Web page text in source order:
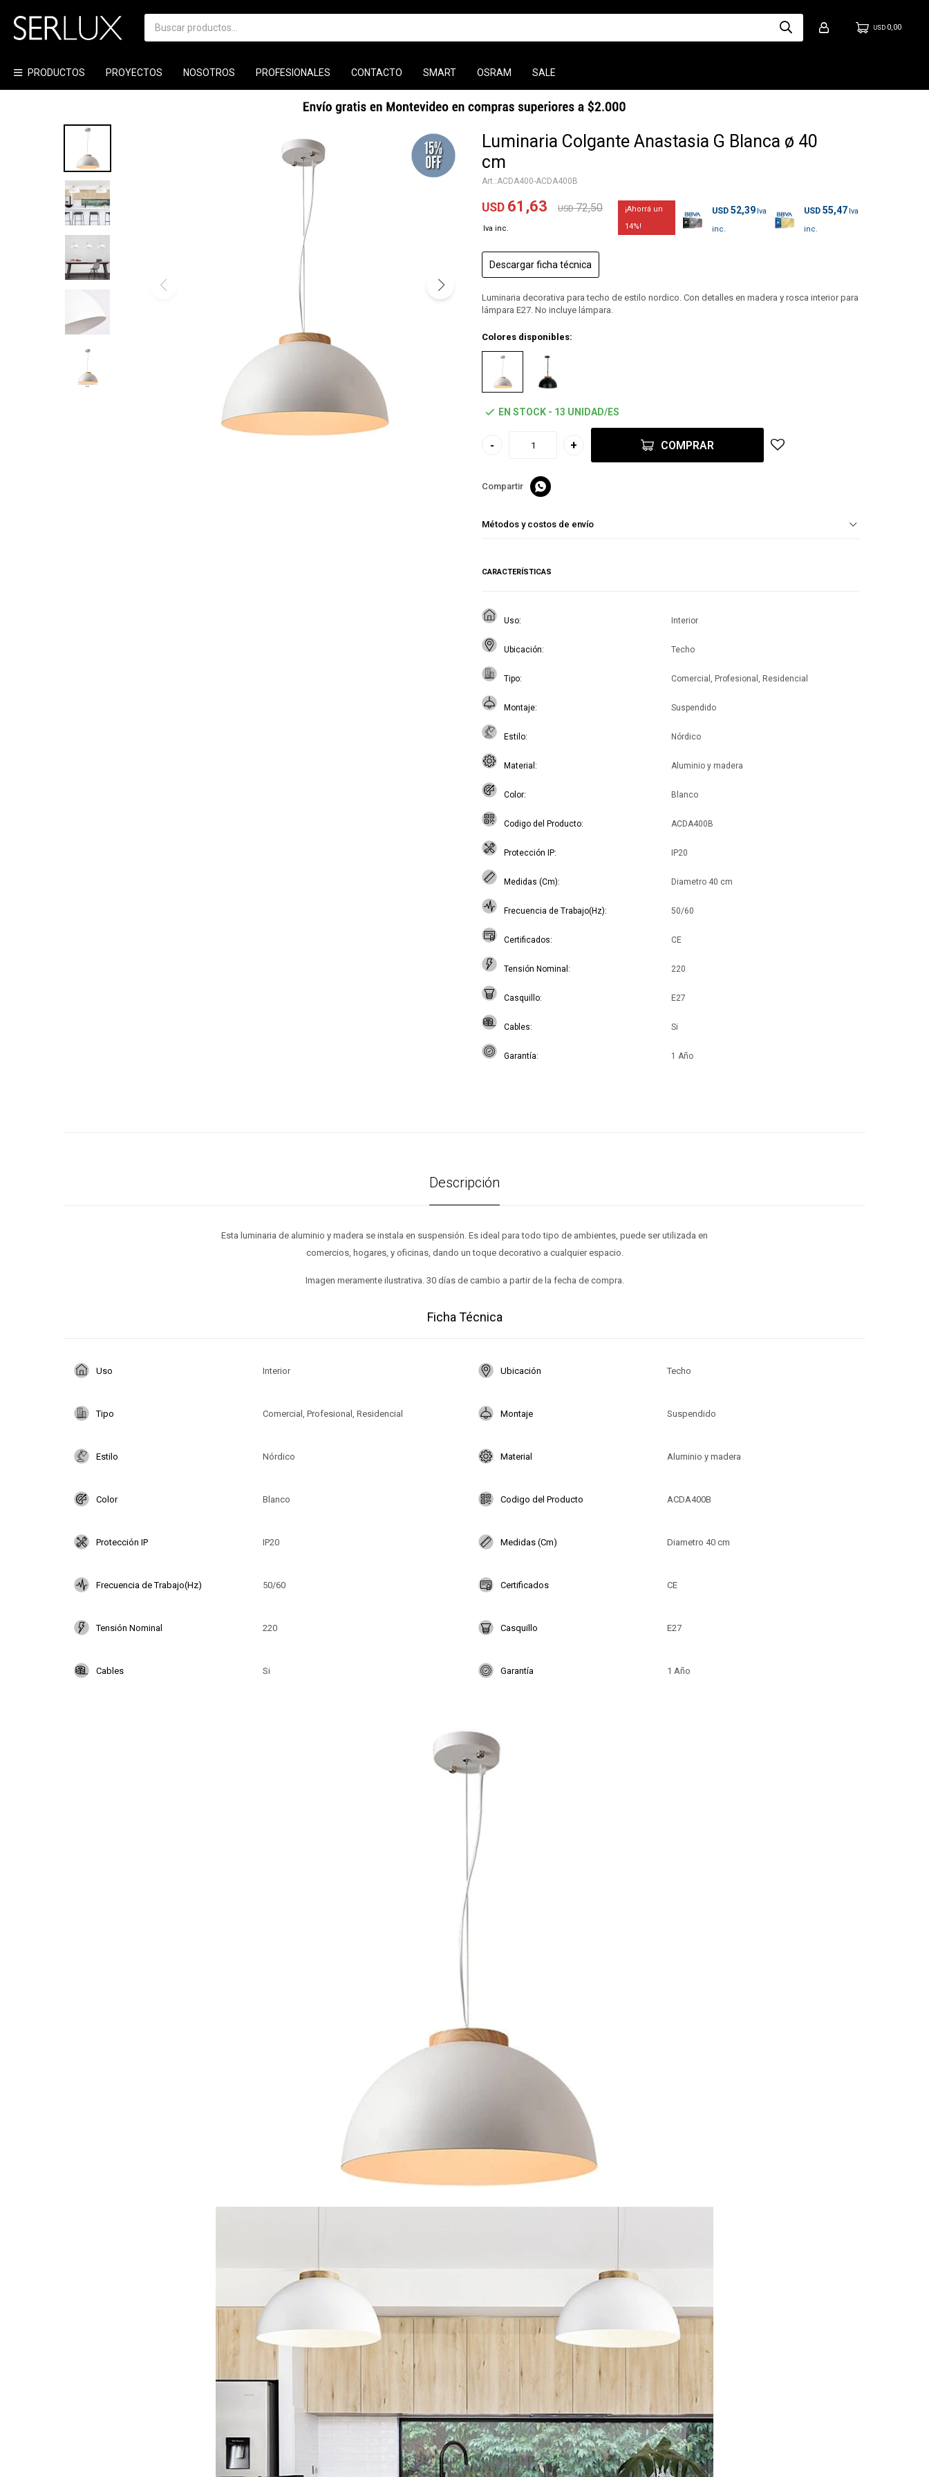
PRODUCTOS PROYECTOS NOSOTROS PROFESIONALES CONTACTO SMART OSRAM SALE
USD 0,00
Luminaria Colgante Anastasia G Blanca ø 40
cm
ACDA400-ACDA400B
USD 61,63 USD 72,50
14
USD 52,39 USD 55,47
Descargar ficha técnica
Luminaria decorativa para techo de estilo nordico. Con detalles en madera y rosca interior para
lámpara E27. No incluye lámpara.
Colores disponibles:
EN STOCK - 13 UNIDAD/ES
- + COMPRAR

Métodos y costos de envío
CARACTERÍSTICAS
Uso Interior
Ubicación Techo
Tipo Comercial, Profesional, Residencial
Montaje Suspendido
Estilo Nórdico
Material Aluminio y madera
Color Blanco
Codigo del Producto ACDA400B
Protección IP IP20
Medidas (Cm) Diametro 40 cm
Frecuencia de Trabajo(Hz) 50/60
Certificados CE
Tensión Nominal 220
Casquillo E27
Cables Si
Garantía 1 Año
Descripción
Esta luminaria de aluminio y madera se instala en suspensión. Es ideal para todo tipo de ambientes, puede ser utilizada en
comercios, hogares, y oficinas, dando un toque decorativo a cualquier espacio.
Imagen meramente ilustrativa. 30 días de cambio a partir de la fecha de compra.
Ficha Técnica
Uso Interior Ubicación Techo
Tipo Comercial, Profesional, Residencial Montaje Suspendido
Estilo Nórdico Material Aluminio y madera
Color Blanco Codigo del Producto ACDA400B
Protección IP IP20 Medidas (Cm) Diametro 40 cm
Frecuencia de Trabajo(Hz) 50/60 Certificados CE
Tensión Nominal 220 Casquillo E27
Cables Si Garantía 1 Año